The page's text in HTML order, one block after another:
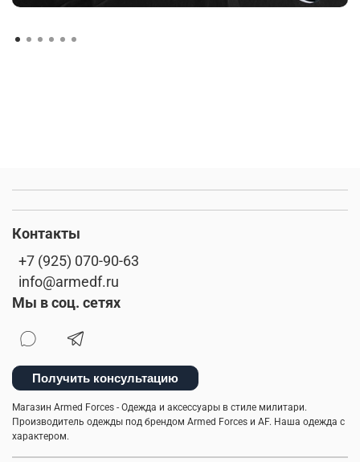
Контакты
+7 (925) 070-90-63
info@armedf.ru
Мы в соц. сетях
Получить консультацию
Магазин Armed Forces - Одежда и аксессуары в стиле милитари.
Производитель одежды под брендом Armed Forces и AF. Наша одежда с
характером.